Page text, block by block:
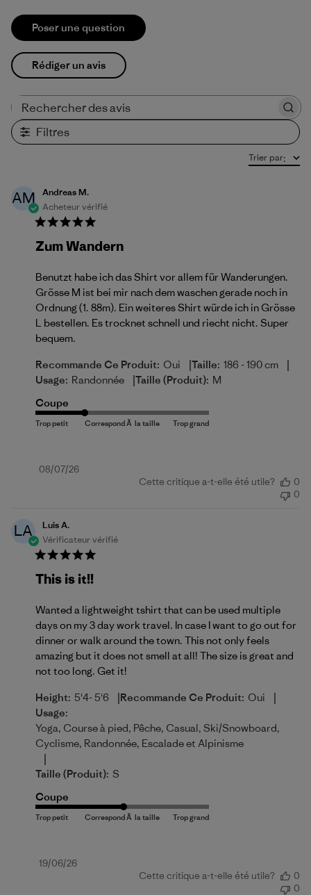
Poser une question
Rédiger un avis
Filtres
Trier par:
AM
Andreas M.
Acheteur vérifié
Zum Wandern
Benutzt habe ich das Shirt vor allem für Wanderungen.
Grösse M ist bei mir nach dem waschen gerade noch in
Ordnung (1. 88m). Ein weiteres Shirt würde ich in Grösse
L bestellen. Es trocknet schnell und riecht nicht. Super
bequem.
Recommande Ce Produit: Oui |Taille: 186 - 190 cm |
Usage: Randonnée |Taille (produit): M
Coupe
Date
08/07/26
Cette critique a-t-elle été utile?
0
0
LA
Luis A.
Vérificateur vérifié
This is it!!
Wanted a lightweight tshirt that can be used multiple
days on my 3 day work travel. In case I want to go out for
dinner or walk around the town. This not only feels
amazing but it does not smell at all! The size is great and
not too long. Get it!
Height: 5'4- 5'6 |Recommande Ce Produit: Oui |
Usage:
Yoga, Course à pied, Pêche, Casual, Ski/Snowboard,
Cyclisme, Randonnée, Escalade et Alpinisme
|
Taille (produit): S
Coupe
Date
19/06/26
Cette critique a-t-elle été utile?
0
0